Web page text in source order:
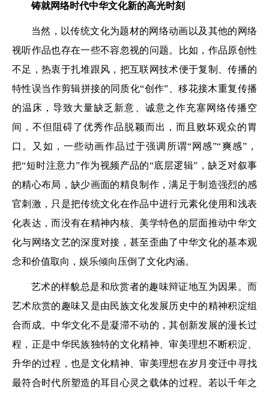
铸就网络时代中华文化新的高光时刻
当然，以传统文化为题材的网络动画以及其他的网络
视听作品也存在一些不容忽视的问题。比如，作品原创性
不足，热衷于扎堆跟风，把互联网技术便于复制、传播的
特性误当作剪辑拼接的同质化“创作”、移花接木重复传播
的温床，导致大量缺乏新意、诚意之作充塞网络传播空
间，不但阻碍了优秀作品脱颖而出，而且败坏观众的胃
口。又如，一些动画作品过于强调所谓“网感”“爽感”，
把“短时注意力”作为视频产品的“底层逻辑”，缺乏对叙事
的精心布局，缺少画面的精良制作，满足于制造强烈的感
官刺激，只是把传统文化在作品中进行元素化使用和浅表
化表达，而没有在精神内核、美学特色的层面推动中华文
化与网络文艺的深度对接，甚至歪曲了中华文化的基本观
念和价值取向，娱乐倾向压倒了文化内涵。
艺术的样貌总是和欣赏者的趣味辩证地互为因果。而
艺术欣赏的趣味又是由民族文化发展历史中的精神积淀组
合而成。中华文化不是凝滞不动的，其创新发展的漫长过
程，正是中华民族独特的文化精神、审美理想不断积淀、
升华的过程，也是文化精神、审美理想在岁月变迁中寻找
最符合时代所塑造的耳目心灵之载体的过程。若以千年之